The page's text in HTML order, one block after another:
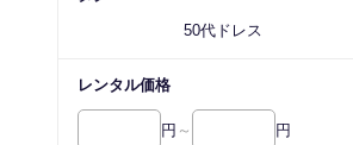
50代ドレス
レンタル価格
円 ～ 円